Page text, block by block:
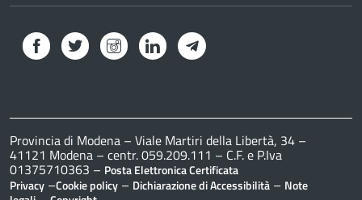
Facebook Twitter InstagramLinkedInTelegram
Provincia di Modena – Viale Martiri della Libertà, 34 –
41121 Modena – centr. 059.209.111 – C.F. e P.Iva
01375710363 – Posta Elettronica Certificata
Privacy –Cookie policy – Dichiarazione di Accessibilità – Note